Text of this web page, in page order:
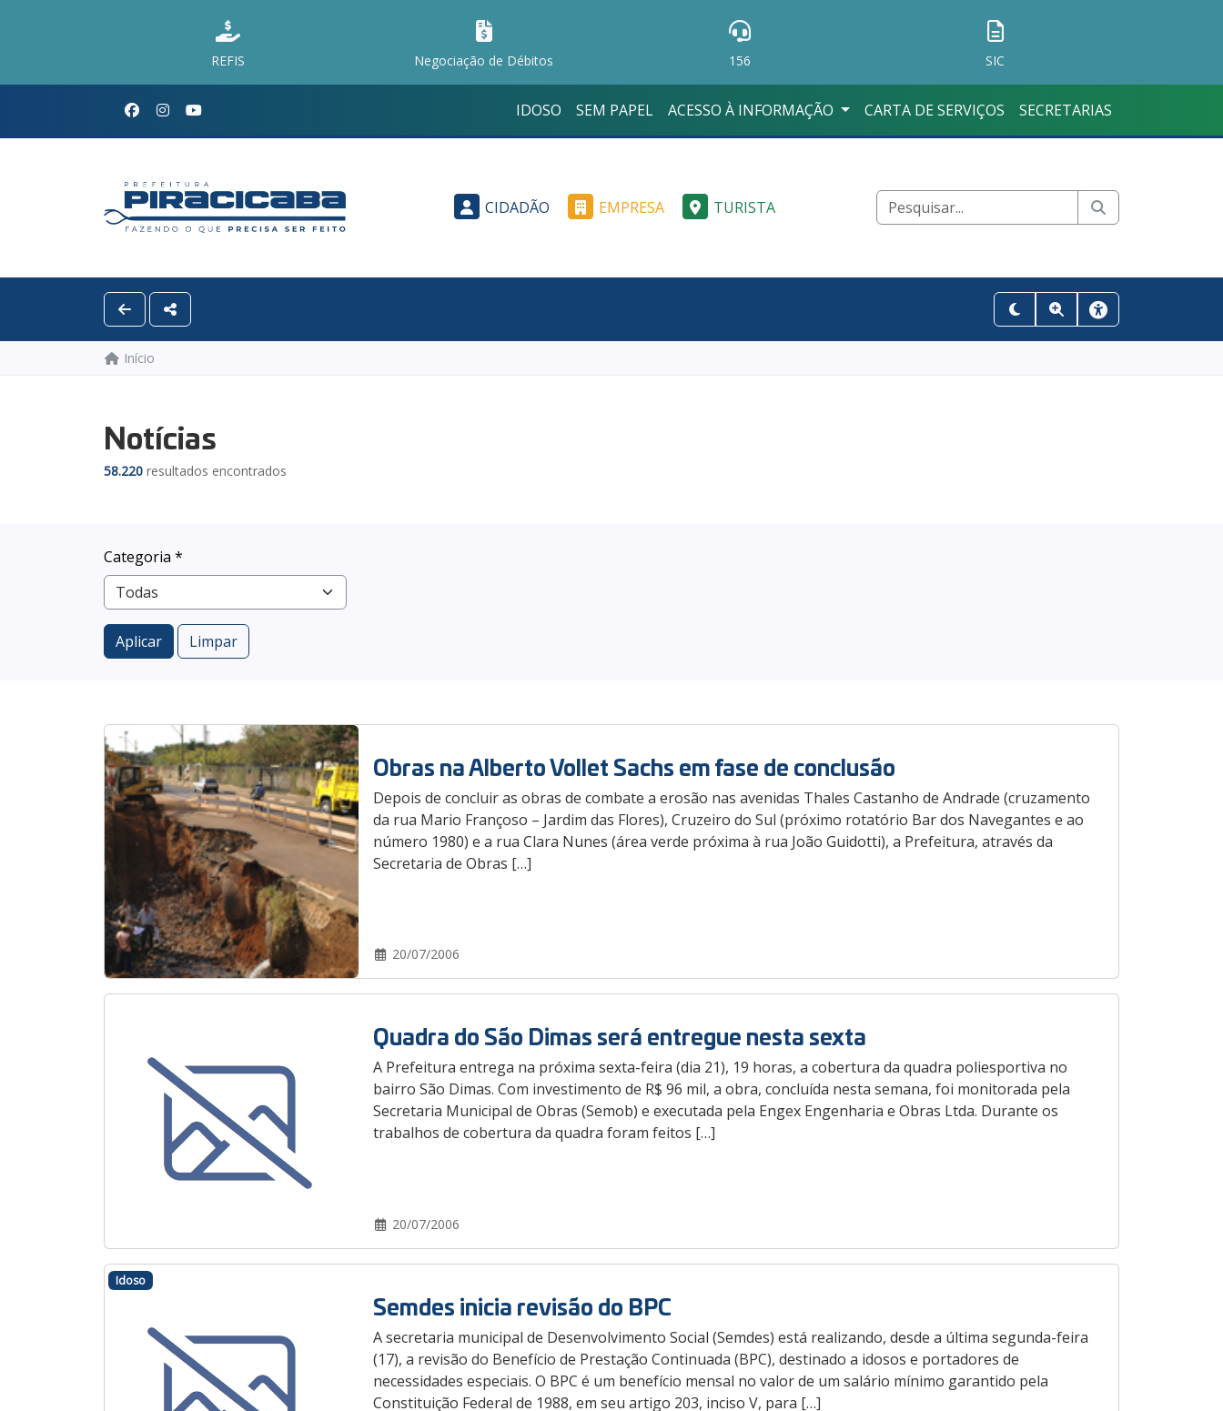
REFIS Negociação de Débitos 156 SIC
IDOSO SEM PAPEL ACESSO À INFORMAÇÃO CARTA DE SERVIÇOS SECRETARIAS
CIDADÃO EMPRESA TURISTA
Início
Notícias
58.220 resultados encontrados
Categoria *
Aplicar Limpar
Obras na Alberto Vollet Sachs em fase de conclusão
Depois de concluir as obras de combate a erosão nas avenidas Thales Castanho de Andrade (cruzamento
da rua Mario Françoso – Jardim das Flores), Cruzeiro do Sul (próximo rotatório Bar dos Navegantes e ao
número 1980) e a rua Clara Nunes (área verde próxima à rua João Guidotti), a Prefeitura, através da
Secretaria de Obras […]
20/07/2006
Quadra do São Dimas será entregue nesta sexta
A Prefeitura entrega na próxima sexta-feira (dia 21), 19 horas, a cobertura da quadra poliesportiva no
bairro São Dimas. Com investimento de R$ 96 mil, a obra, concluída nesta semana, foi monitorada pela
Secretaria Municipal de Obras (Semob) e executada pela Engex Engenharia e Obras Ltda. Durante os
trabalhos de cobertura da quadra foram feitos […]
20/07/2006
Semdes inicia revisão do BPC
A secretaria municipal de Desenvolvimento Social (Semdes) está realizando, desde a última segunda-feira
(17), a revisão do Benefício de Prestação Continuada (BPC), destinado a idosos e portadores de
necessidades especiais. O BPC é um benefício mensal no valor de um salário mínimo garantido pela
Constituição Federal de 1988, em seu artigo 203, inciso V, para […]
Idoso